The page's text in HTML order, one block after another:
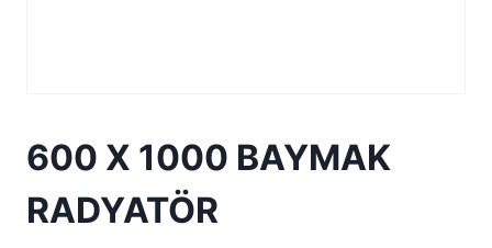
600 X 1000 BAYMAK
RADYATÖR